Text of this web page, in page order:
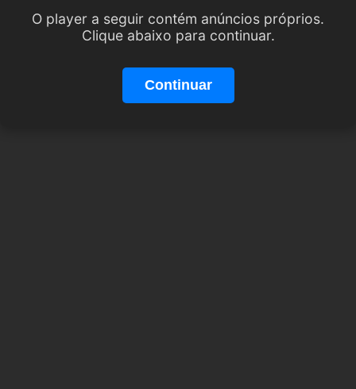
O player a seguir contém anúncios próprios.
Clique abaixo para continuar.
Continuar